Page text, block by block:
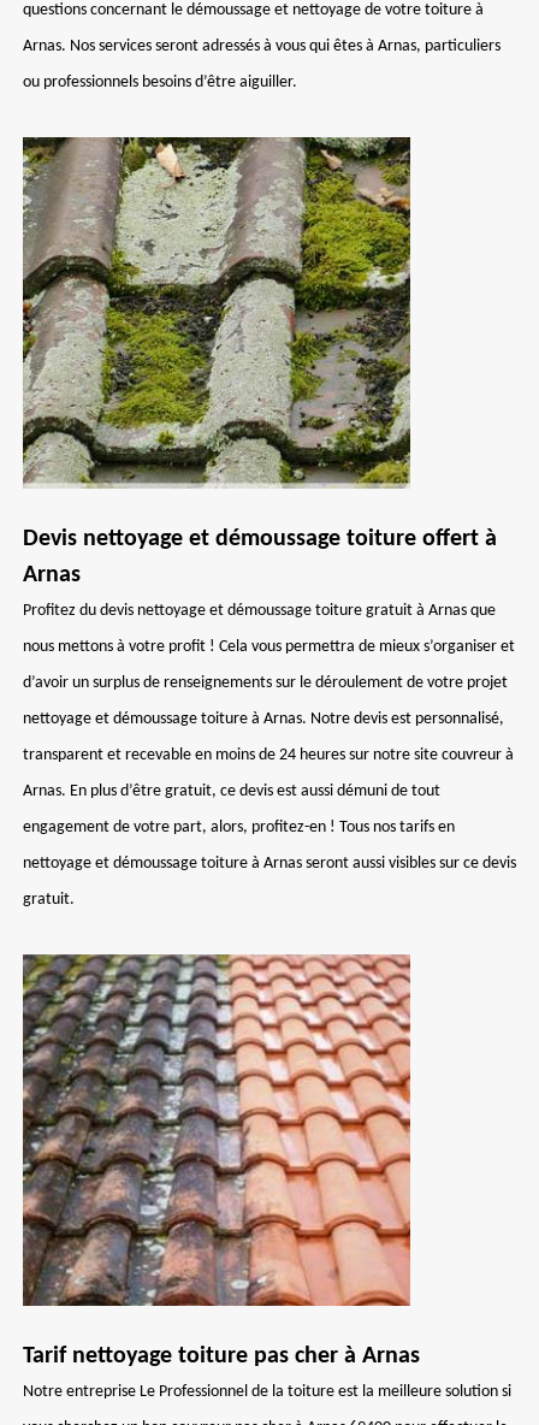
questions concernant le démoussage et nettoyage de votre toiture à
Arnas. Nos services seront adressés à vous qui êtes à Arnas, particuliers
ou professionnels besoins d’être aiguiller.
Devis nettoyage et démoussage toiture offert à
Arnas
Profitez du devis nettoyage et démoussage toiture gratuit à Arnas que
nous mettons à votre profit ! Cela vous permettra de mieux s’organiser et
d’avoir un surplus de renseignements sur le déroulement de votre projet
nettoyage et démoussage toiture à Arnas. Notre devis est personnalisé,
transparent et recevable en moins de 24 heures sur notre site couvreur à
Arnas. En plus d’être gratuit, ce devis est aussi démuni de tout
engagement de votre part, alors, profitez-en ! Tous nos tarifs en
nettoyage et démoussage toiture à Arnas seront aussi visibles sur ce devis
gratuit.
Tarif nettoyage toiture pas cher à Arnas
Notre entreprise Le Professionnel de la toiture est la meilleure solution si